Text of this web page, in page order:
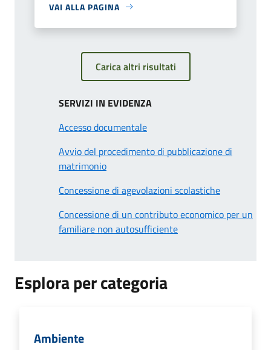
VAI ALLA PAGINA
Carica altri risultati
SERVIZI IN EVIDENZA
Accesso documentale
Avvio del procedimento di pubblicazione di
matrimonio
Concessione di agevolazioni scolastiche
Concessione di un contributo economico per un
familiare non autosufficiente
Esplora per categoria
Ambiente